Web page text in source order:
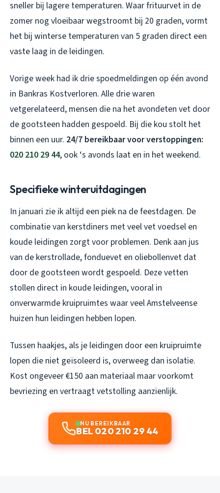
sneller bij lagere temperaturen. Waar frituurvet in de
zomer nog vloeibaar wegstroomt bij 20 graden, vormt
het bij winterse temperaturen van 5 graden direct een
vaste laag in de leidingen.
Vorige week had ik drie spoedmeldingen op één avond
in Bankras Kostverloren. Alle drie waren
vetgerelateerd, mensen die na het avondeten vet door
de gootsteen hadden gespoeld. Bij die kou stolt het
binnen een uur. 24/7 bereikbaar voor verstoppingen:
020 210 29 44, ook ‘s avonds laat en in het weekend.
Specifieke winteruitdagingen
In januari zie ik altijd een piek na de feestdagen. De
combinatie van kerstdiners met veel vet voedsel en
koude leidingen zorgt voor problemen. Denk aan jus
van de kerstrollade, fonduevet en oliebollenvet dat
door de gootsteen wordt gespoeld. Deze vetten
stollen direct in koude leidingen, vooral in
onverwarmde kruipruimtes waar veel Amstelveense
huizen hun leidingen hebben lopen.
Tussen haakjes, als je leidingen door een kruipruimte
lopen die niet geïsoleerd is, overweeg dan isolatie.
Kost ongeveer €150 aan materiaal maar voorkomt
bevriezing en vertraagt vetstolling aanzienlijk.
NU BEREIKBAAR
BEL 020 210 29 44